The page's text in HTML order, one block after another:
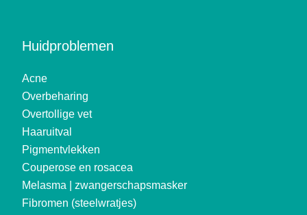
Huidproblemen
Acne
Overbeharing
Overtollige vet
Haaruitval
Pigmentvlekken
Couperose en rosacea
Melasma | zwangerschapsmasker
Fibromen (steelwratjes)